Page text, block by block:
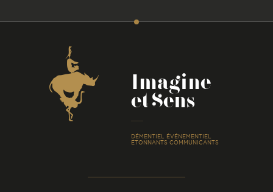
Coordonnées
Imagine
et Sens
DÉMENTIEL ÉVÉNEMENTIEL
ÉTONNANTS COMMUNICANTS